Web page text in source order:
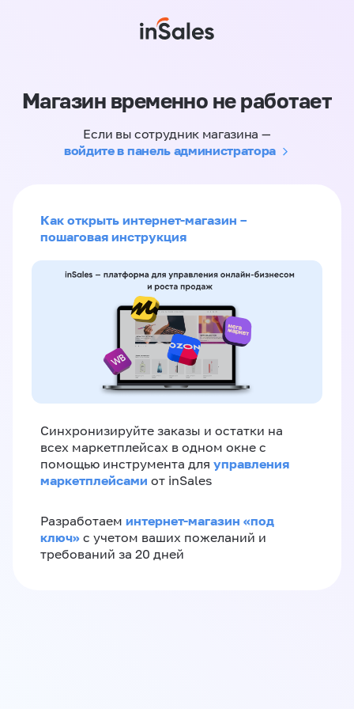
Магазин временно не работает
Если вы сотрудник магазина —
войдите в панель администратора
Как открыть интернет-магазин –
пошаговая инструкция
Синхронизируйте заказы и остатки на
всех маркетплейсах в одном окне с
помощью инструмента для управления
маркетплейсами от inSales
Разработаем интернет-магазин «‎под
ключ»‎ с учетом ваших пожеланий и
требований за 20 дней